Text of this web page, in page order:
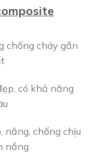
chống cháy gần
có khả năng
năng, chống chịu
nắng